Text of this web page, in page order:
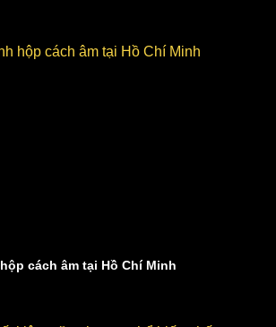
cách âm tại Hồ Chí Minh